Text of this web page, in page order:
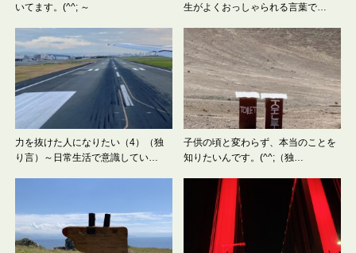
いてます。(^^; ～
生がよくおっしゃられる言葉で…
力を抜けた人になりたい（4）（独
り言）～日常生活で意識してい…
子供の頃と変わらず、本当のことを
知りたいんです。(^^;（独…